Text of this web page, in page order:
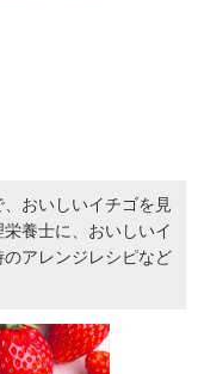
おいしいイチゴを見
養士に、おいしいイ
アレンジレシピなど